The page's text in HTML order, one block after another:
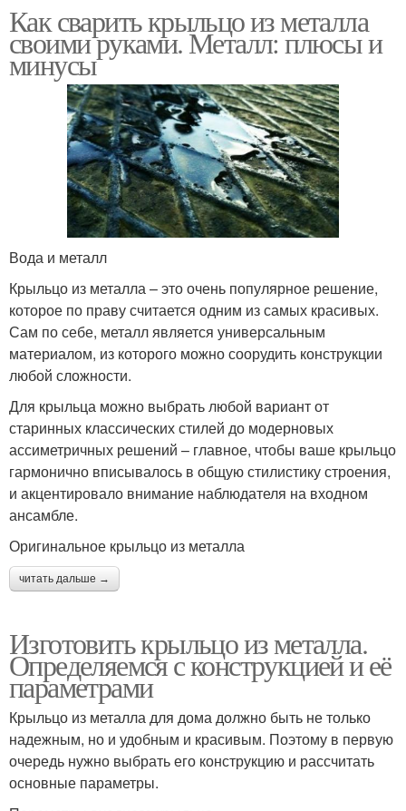
Как сварить крыльцо из металла
своими руками. Металл: плюсы и
минусы
Вода и металл
Крыльцо из металла – это очень популярное решение,
которое по праву считается одним из самых красивых.
Сам по себе, металл является универсальным
материалом, из которого можно соорудить конструкции
любой сложности.
Для крыльца можно выбрать любой вариант от
старинных классических стилей до модерновых
ассиметричных решений – главное, чтобы ваше крыльцо
гармонично вписывалось в общую стилистику строения,
и акцентировало внимание наблюдателя на входном
ансамбле.
Оригинальное крыльцо из металла
читать дальше →
Изготовить крыльцо из металла.
Определяемся с конструкцией и её
параметрами
Крыльцо из металла для дома должно быть не только
надежным, но и удобным и красивым. Поэтому в первую
очередь нужно выбрать его конструкцию и рассчитать
основные параметры.